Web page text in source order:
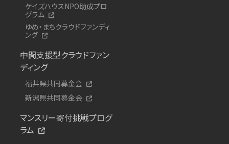
ケイズハウスNPO助成プロ
グラム
ゆめ・まちクラウドファンディ
ング
中間支援型クラウドファン
ディング
福井県共同募金会
新潟県共同募金会
マンスリー寄付挑戦プログ
ラム